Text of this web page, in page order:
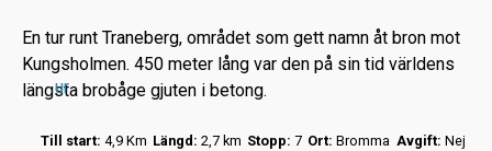
ur
En tur runt Traneberg, området som gett namn åt bron mot
Kungsholmen. 450 meter lång var den på sin tid världens
längsta brobåge gjuten i betong.
Till start: 4,9 Km Längd: 2,7 km Stopp: 7 Ort: Bromma Avgift: Nej